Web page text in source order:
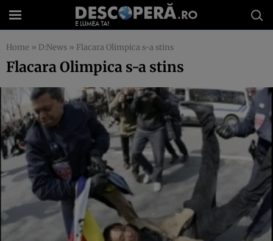
Home » D:News » Flacara Olimpica s-a stins
Flacara Olimpica s-a stins